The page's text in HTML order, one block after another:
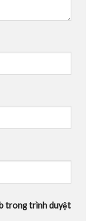
trong trình duyệt